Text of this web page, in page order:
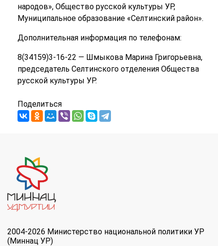
народов», Общество русской культуры УР,
Муниципальное образование «Селтинский район».
Дополнительная информация по телефонам:
8(34159)3-16-22 — Шмыкова Марина Григорьевна,
председатель Селтинского отделения Общества
русской культуры УР.
Поделиться
2004-2026 Министерство национальной политики УР
(Миннац УР)